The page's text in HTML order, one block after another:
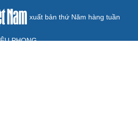
phổ biến vũ khí hủy diệt hàng